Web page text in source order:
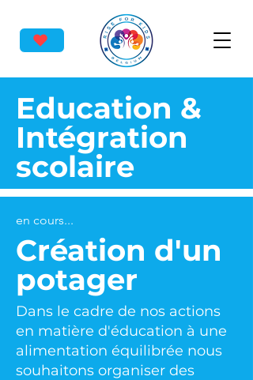
Education &
Intégration
scolaire
en cours...
Création d'un
potager
Dans le cadre de nos actions
en matière d'éducation à une
alimentation équilibrée nous
souhaitons organiser des